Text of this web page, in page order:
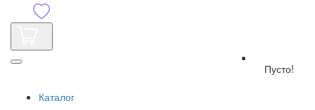
Пусто!
Каталог